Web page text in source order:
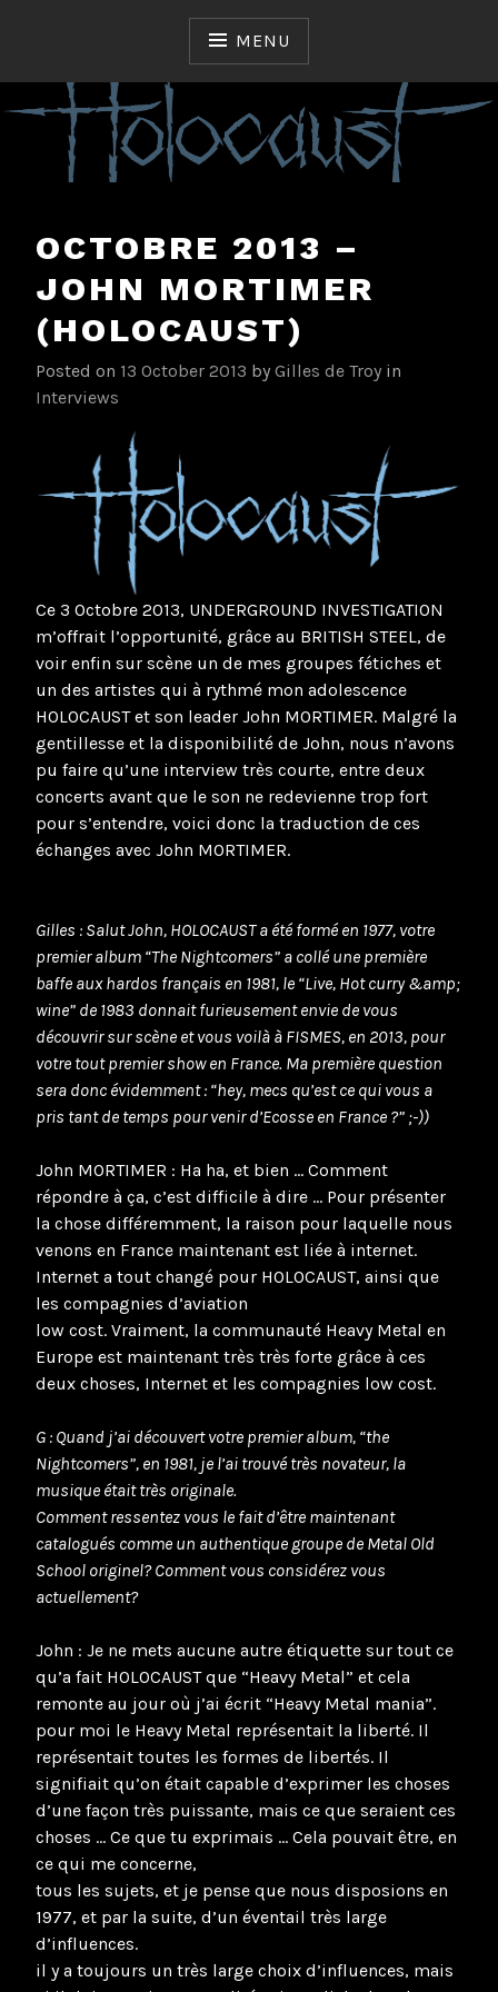
MENU
TROYAN FORGE
Ceux qui ont fait et font l'Histoire du Hard & Heavy
Français
OCTOBRE 2013 –
JOHN MORTIMER
(HOLOCAUST)
Posted on 13 October 2013 by Gilles de Troy in
Interviews
Ce 3 Octobre 2013, UNDERGROUND INVESTIGATION
m’offrait l’opportunité, grâce au BRITISH STEEL, de
voir enfin sur scène un de mes groupes fétiches et
un des artistes qui à rythmé mon adolescence
HOLOCAUST et son leader John MORTIMER. Malgré la
gentillesse et la disponibilité de John, nous n’avons
pu faire qu’une interview très courte, entre deux
concerts avant que le son ne redevienne trop fort
pour s’entendre, voici donc la traduction de ces
échanges avec John MORTIMER.
Gilles : Salut John, HOLOCAUST a été formé en 1977, votre
premier album “The Nightcomers” a collé une première
baffe aux hardos français en 1981, le “Live, Hot curry &amp;
wine” de 1983 donnait furieusement envie de vous
découvrir sur scène et vous voilà à FISMES, en 2013, pour
votre tout premier show en France. Ma première question
sera donc évidemment : “hey, mecs qu’est ce qui vous a
pris tant de temps pour venir d’Ecosse en France ?” ;-))
John MORTIMER : Ha ha, et bien … Comment
répondre à ça, c’est difficile à dire … Pour présenter
la chose différemment, la raison pour laquelle nous
venons en France maintenant est liée à internet.
Internet a tout changé pour HOLOCAUST, ainsi que
les compagnies d’aviation
low cost. Vraiment, la communauté Heavy Metal en
Europe est maintenant très très forte grâce à ces
deux choses, Internet et les compagnies low cost.
G : Quand j’ai découvert votre premier album, “the
Nightcomers”, en 1981, je l’ai trouvé très novateur, la
musique était très originale.
Comment ressentez vous le fait d’être maintenant
catalogués comme un authentique groupe de Metal Old
School originel? Comment vous considérez vous
actuellement?
John : Je ne mets aucune autre étiquette sur tout ce
qu’a fait HOLOCAUST que “Heavy Metal” et cela
remonte au jour où j’ai écrit “Heavy Metal mania”.
pour moi le Heavy Metal représentait la liberté. Il
représentait toutes les formes de libertés. Il
signifiait qu’on était capable d’exprimer les choses
d’une façon très puissante, mais ce que seraient ces
choses … Ce que tu exprimais … Cela pouvait être, en
ce qui me concerne,
tous les sujets, et je pense que nous disposions en
1977, et par la suite, d’un éventail très large
d’influences.
il y a toujours un très large choix d’influences, mais